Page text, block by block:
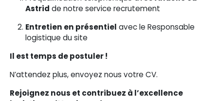
Astrid de notre service recrutement
Entretien en présentiel avec le Responsable
logistique du site
Il est temps de postuler !
N’attendez plus, envoyez nous votre CV.
Rejoignez nous et contribuez à l’excellence